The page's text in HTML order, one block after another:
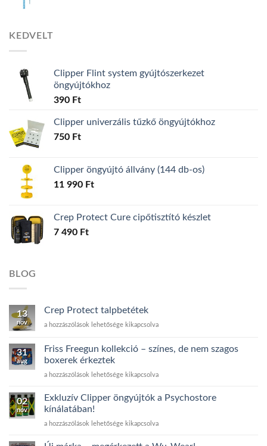
KEDVELT
Clipper Flint system gyújtószerkezet
öngyújtókhoz
390 Ft
Clipper univerzális tűzkő öngyújtókhoz
750 Ft
Clipper öngyújtó állvány (144 db-os)
11 990 Ft
Crep Protect Cure cipőtisztító készlet
7 490 Ft
BLOG
13
nov
Crep Protect talpbetétek
Crep
talpbetétek
a hozzászólások lehetősége kikapcsolva
31
aug
Friss Freegun kollekció – színes, de nem szagos
boxerek érkeztek
Friss
kollekció
–
de
a hozzászólások lehetősége kikapcsolva
02
nov
Exkluzív Clipper öngyújtók a Psychostore
kínálatában!
Exkluzív
öngyújtók
a hozzászólások lehetősége kikapcsolva